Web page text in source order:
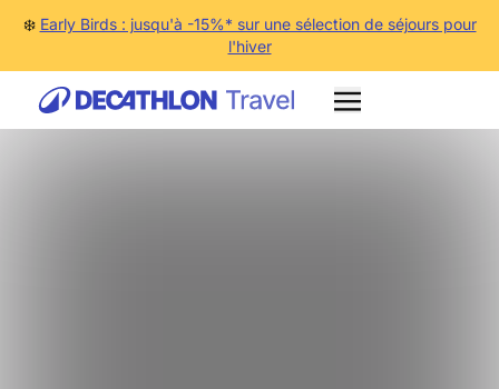
❄️ Early Birds : jusqu'à -15%* sur une sélection de séjours pour
l'hiver